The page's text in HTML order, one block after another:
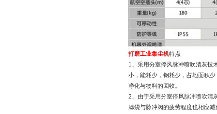
打磨工业集尘机特点
1、采用分室停风脉冲喷吹清灰技
小，能耗少，钢耗少，占地面积
净化与物料的回收。
2、由于采用分室停风脉冲喷吹清
滤袋与脉冲阀的疲劳程度也相应